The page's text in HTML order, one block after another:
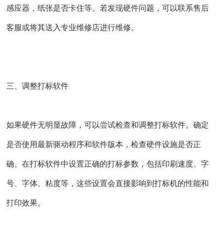
感应器，纸张是否卡住等。若发现硬件问题，可以联系售后
客服或将其送入专业维修店进行维修。
三、调整打标软件
如果硬件无明显故障，可以尝试检查和调整打标软件。确定
是否使用最新驱动程序和软件版本，检查硬件设施是否正
确。在打标软件中设置正确的打标参数，包括印刷速度、字
号、字体、粘度等，这些设置会直接影响到打标机的性能和
打印效果。